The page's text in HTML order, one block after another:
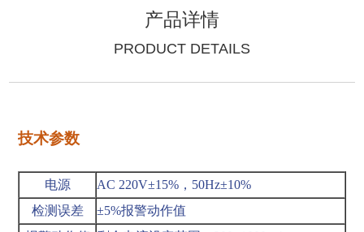
产品详情
PRODUCT DETAILS
技术参数
电源
AC 220V±15%，50Hz±10%
检测误差
±5%报警动作值